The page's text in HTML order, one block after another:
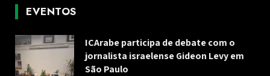
EVENTOS
ICArabe participa de debate com o
jornalista israelense Gideon Levy em
São Paulo